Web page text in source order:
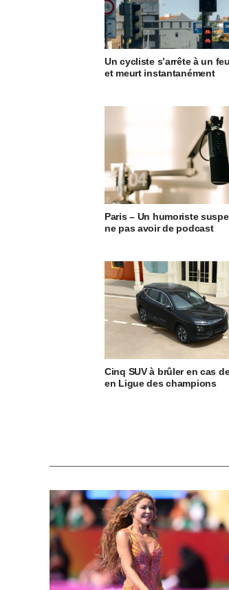
Un cycliste s’arrête à un
et meurt instantanément
Paris – Un humoriste
ne pas avoir de podcast
Cinq SUV à brûler en cas
en Ligue des champions